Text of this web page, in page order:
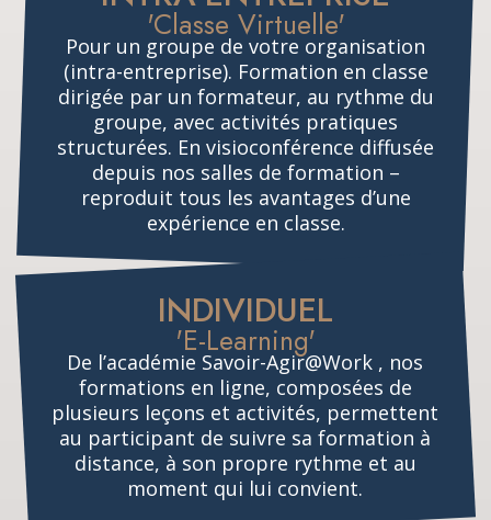
'Classe Virtuelle'
Pour un groupe de votre organisation
(intra-entreprise). Formation en classe
dirigée par un formateur, au rythme du
groupe, avec activités pratiques
structurées. En visioconférence diffusée
depuis nos salles de formation –
reproduit tous les avantages d’une
expérience en classe.
INDIVIDUEL
'E-Learning'
De l’académie Savoir-Agir@Work , nos
formations en ligne, composées de
plusieurs leçons et activités, permettent
au participant de suivre sa formation à
distance, à son propre rythme et au
moment qui lui convient.